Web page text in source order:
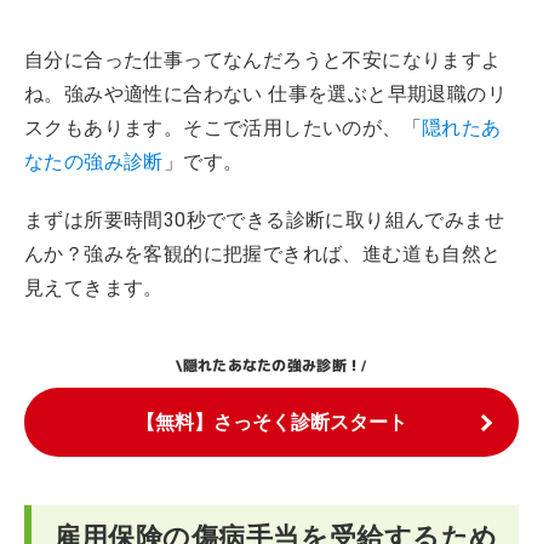
自分に合った仕事ってなんだろうと不安になりますよ
ね。強みや適性に合わない 仕事を選ぶと早期退職のリ
スクもあります。そこで活用したいのが、「隠れたあ
なたの強み診断 」です。
まずは所要時間30秒でできる診断に取り組んでみませ
んか？強みを客観的に把握できれば、進む道も自然と
見えてきます。
\隠れたあなたの強み診断！/
【無料】さっそく診断スタート
雇用保険の傷病手当を受給するため